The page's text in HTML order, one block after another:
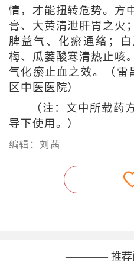
情，才能扭转危势。方
膏、大黄清泄肝胃之火
脾益气、化瘀通络；
梅、瓜蒌酸寒清热止咳
气化瘀止血之效。（
区中医医院）
（注：文中所载药
导下使用。）
编辑：刘茜
———— 推